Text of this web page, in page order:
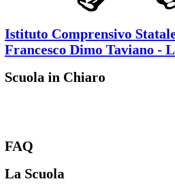
Istituto Comprensivo
Francesco Dimo Taviano -
Scuola in Chiaro
FAQ
La Scuola